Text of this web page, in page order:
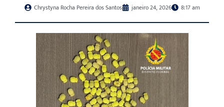
Chrystyna Rocha Pereira dos Santos janeiro 24, 2026 8:17 am